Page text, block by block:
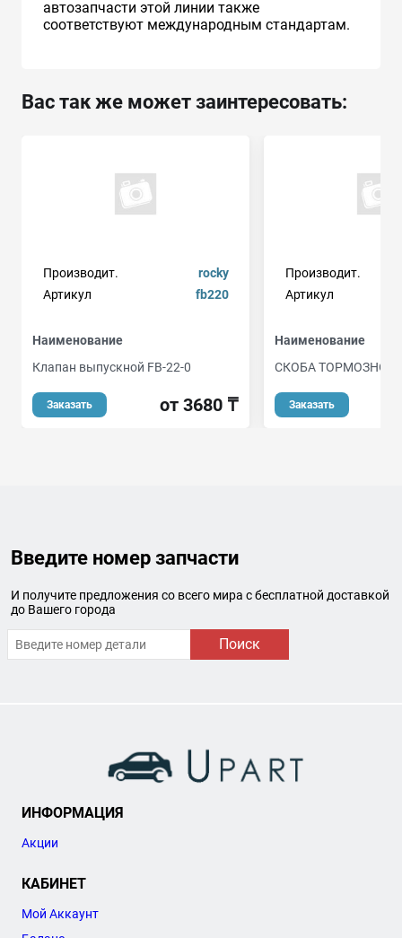
автозапчасти этой линии также
соответствуют международным стандартам.
Вас так же может заинтересовать:
Производит.
rocky
Артикул
fb220
Наименование
Клапан выпускной FB-22-0
Заказать от 3680 ₸
Производит.
Артикул
Наименование
СКОБА
Заказать
Введите номер запчасти
И получите предложения со всего мира с бесплатной доставкой
до Вашего города
Поиск
ИНФОРМАЦИЯ
Акции
КАБИНЕТ
Мой Аккаунт